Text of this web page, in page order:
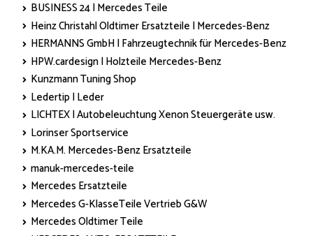
BUSINESS 24 | Mercedes Teile
Heinz Christahl Oldtimer Ersatzteile | Mercedes-Benz
HERMANNS GmbH | Fahrzeugtechnik für Mercedes-Benz
HPW.cardesign | Holzteile Mercedes-Benz
Kunzmann Tuning Shop
Ledertip | Leder
LICHTEX | Autobeleuchtung Xenon Steuergeräte usw.
Lorinser Sportservice
M.KA.M. Mercedes-Benz Ersatzteile
manuk-mercedes-teile
Mercedes Ersatzteile
Mercedes G-KlasseTeile Vertrieb G&W
Mercedes Oldtimer Teile